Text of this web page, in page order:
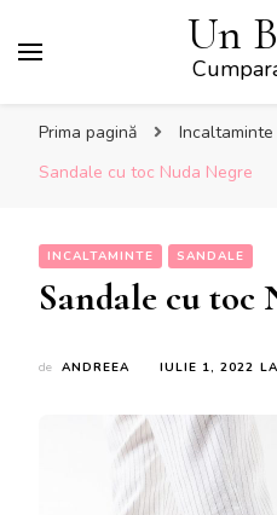
Un
Prima pagină
Incaltaminte
Sandale cu toc Nuda Negre
INCALTAMINTE SANDALE
Sandale cu toc
de ANDREEA IULIE 1, 2022